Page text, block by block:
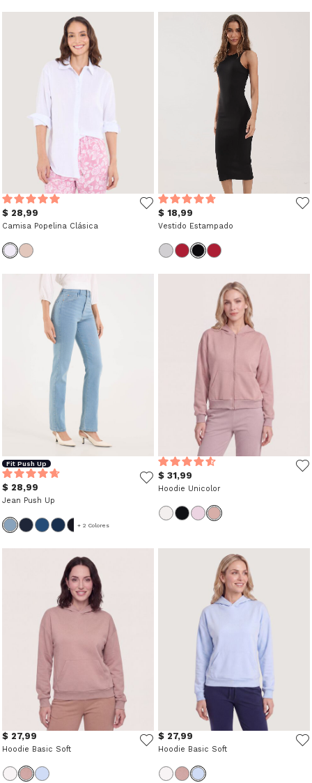
$ 28,99
Camisa Popelina Clásica
$ 18,99
Vestido Estampado
Fit Push Up
$ 28,99
Jean Push Up
+ 2 Colores
$ 31,99
Hoodie Unicolor
$ 27,99
Hoodie Basic Soft
$ 27,99
Hoodie Basic Soft